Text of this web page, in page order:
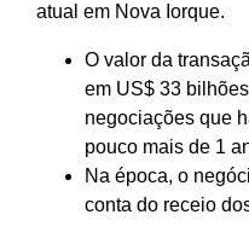
atual em Nova Iorque.
O valor da
em US$ 33
negociações que
pouco mais de 1
Na época, o
conta do receio